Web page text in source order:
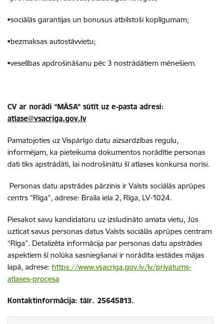
•sociālās garantijas un bonusus atbilstoši koplīgumam;
•bezmaksas autostāvvietu;
•veselības apdrošināšanu pēc 3 nostrādātiem mēnešiem.
CV ar norādi “MĀSA” sūtīt uz e-pasta adresi:
atlase@vsacriga.gov.lv
Pamatojoties uz Vispārīgo datu aizsardzības regulu,
informējam, ka pieteikuma dokumentos norādītie personas
dati tiks apstrādāti, lai nodrošinātu šī atlases konkursa norisi.
Personas datu apstrādes pārzinis ir Valsts sociālās aprūpes
centrs “Rīga”, adrese: Braila iela 2, Rīga, LV-1024.
Piesakot savu kandidatūru uz izsludināto amata vietu, Jūs
uzticat savus personas datus Valsts sociālās aprūpes centram
“Rīga”. Detalizēta informācija par personas datu apstrādes
aspektiem šī nolūka sasniegšanai ir norādīta iestādes mājas
lapā, adrese: https://www.vsacriga.gov.lv/lv/privatums-
atlases-procesa
Kontaktinformācija: tālr. 25645813.